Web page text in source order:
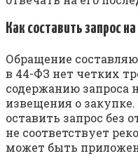
Как составить запрос
Обращение
в 44-ФЗ нет четких
содержанию запроса
извещения о
оставить запрос без
не соответствует
может быть